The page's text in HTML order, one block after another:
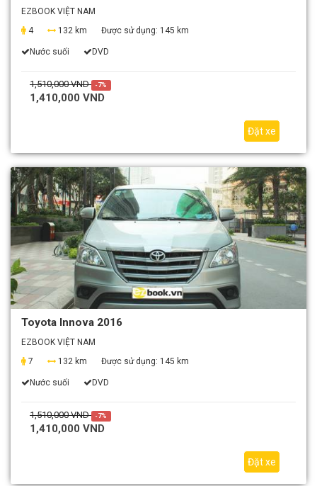
EZBOOK VIỆT NAM
4
132 km Được sử dụng: 145 km
Nước suối DVD
1,510,000 VND -7%
1,410,000 VND
Đặt xe
Toyota Innova 2016
EZBOOK VIỆT NAM
7
132 km Được sử dụng: 145 km
Nước suối DVD
1,510,000 VND -7%
1,410,000 VND
Đặt xe